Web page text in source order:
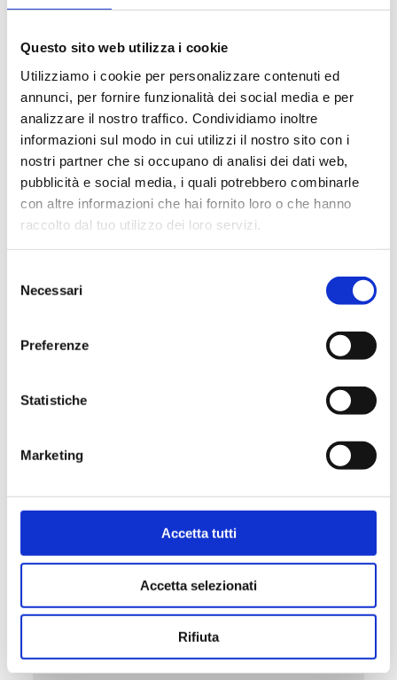
Questo sito web utilizza i cookie
Utilizziamo i cookie per personalizzare contenuti ed
annunci, per fornire funzionalità dei social media e per
analizzare il nostro traffico. Condividiamo inoltre
informazioni sul modo in cui utilizzi il nostro sito con i
nostri partner che si occupano di analisi dei dati web,
pubblicità e social media, i quali potrebbero combinarle
con altre informazioni che hai fornito loro o che hanno
raccolto dal tuo utilizzo dei loro servizi.
delNecessari
Preferenze
Statistiche
Marketing
Accetta tutti
Accetta selezionati
Rifiuta
B6X
Straight thermostatic-convertible valve with
copper, plastic and multilayer pipe
connection, protective cap, M30x1,5 head
connection
Max working temperature: 95 °C
Max working pressure : 10 bar
B6P
Straight lockshield valve with copper, plastic
and multilayer pipe connection